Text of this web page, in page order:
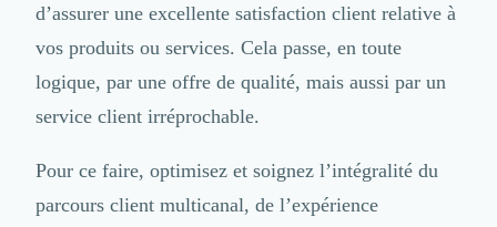
Support Client
Téléphonie & Télécommunication
Maintenance et Infogérance
BI, Analytics & Big Data
Recherche Utilisateur
d’assurer une excellente satisfaction client relative à
vos produits ou services. Cela passe, en toute
logique, par une offre de qualité, mais aussi par un
service client irréprochable.
Pour ce faire, optimisez et soignez l’intégralité du
parcours client multicanal, de l’expérience